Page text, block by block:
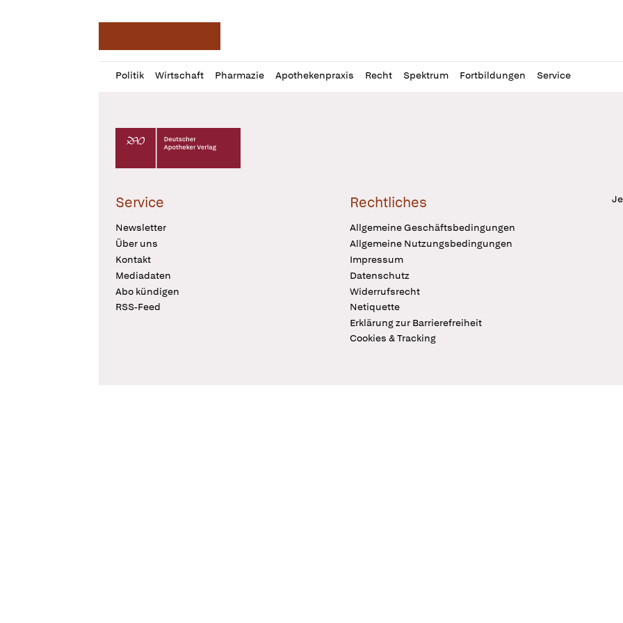
Politik Wirtschaft Pharmazie Apothekenpraxis Recht Spektrum Fortbildungen Service
Profil
öffnen
Daz
Pur
Deutscher Apotheker Verlag Logo
Service
Newsletter
Über uns
Kontakt
Mediadaten
Abo kündigen
RSS-Feed
Rechtliches
Allgemeine Geschäftsbedingungen
Allgemeine Nutzungsbedingungen
Impressum
Datenschutz
Widerrufsrecht
Netiquette
Erklärung zur Barrierefreiheit
Cookies & Tracking